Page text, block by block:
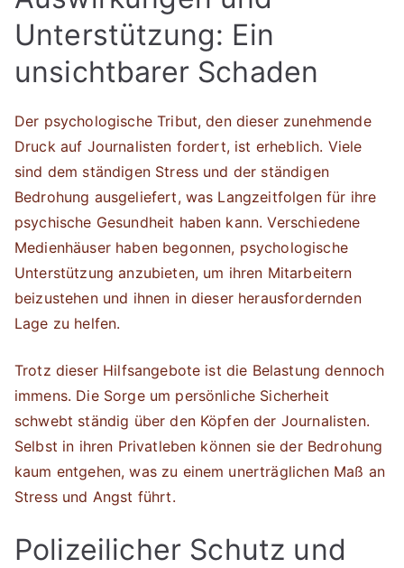
Unterstützung: Ein
unsichtbarer Schaden
Der psychologische Tribut, den dieser zunehmende
Druck auf Journalisten fordert, ist erheblich. Viele
sind dem ständigen Stress und der ständigen
Bedrohung ausgeliefert, was Langzeitfolgen für ihre
psychische Gesundheit haben kann. Verschiedene
Medienhäuser haben begonnen, psychologische
Unterstützung anzubieten, um ihren Mitarbeitern
beizustehen und ihnen in dieser herausfordernden
Lage zu helfen.
Trotz dieser Hilfsangebote ist die Belastung dennoch
immens. Die Sorge um persönliche Sicherheit
schwebt ständig über den Köpfen der Journalisten.
Selbst in ihren Privatleben können sie der Bedrohung
kaum entgehen, was zu einem unerträglichen Maß an
Stress und Angst führt.
Polizeilicher Schutz und